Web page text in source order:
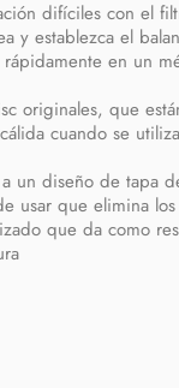
difíciles con el
establezca el
en un
originales, que
cuando se
un diseño de tapa
usar que elimina
que da como